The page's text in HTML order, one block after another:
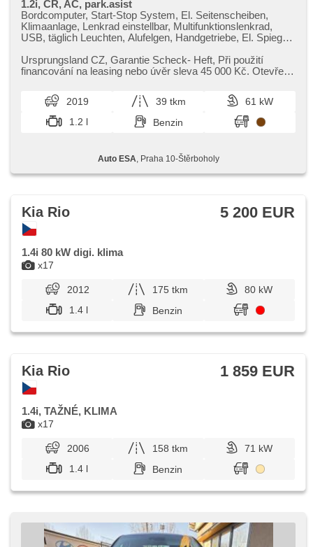
1.2i, ČR, AC, park.asist
Bordcomputer, Start-Stop System, El. Seitenscheiben,
Klimaanlage, Lenkrad einstellbar, Multifunktionslenkrad,
USB, täglich Leuchten, Alufelgen, Handgetriebe, El. Spiegel,
Funkfernbedienung, Elektronisches Stabilitätsprogramm
(ESP), Scheibenwischersensor, Nebelscheinwerfer, ABS,
Wegfahrsperre, 4x Airbag, Lichtsensor
Ursprungsland CZ,​ Garantie Scheck​- Heft,​ Při použití
financování na leasing nebo úvěr sleva 45 000 Kč. Otevřeno
2019 39 tkm
61 kW
1.2 l
Benzin
Auto ESA , Praha 10-Štěrboholy
x17
Kia Rio 5 200 EUR
1.4i 80 kW digi. klima
2012 175 tkm
80 kW
1.4 l
Benzin
x17
Kia Rio 1 859 EUR
1.4i, TAŽNÉ, KLIMA
2006 158 tkm
71 kW
1.4 l
Benzin